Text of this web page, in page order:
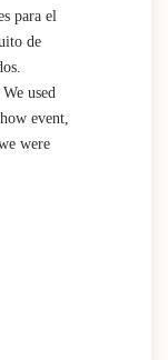
para el
de
used
event,
were